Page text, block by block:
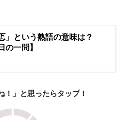
」という熟語の意味は？
の一問】
！」と思ったらタップ！